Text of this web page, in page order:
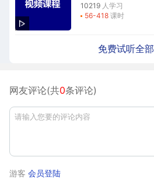
10219人学习
56-418 课时
免费试听全部
网友评论(共0条评论)
游客 会员登陆